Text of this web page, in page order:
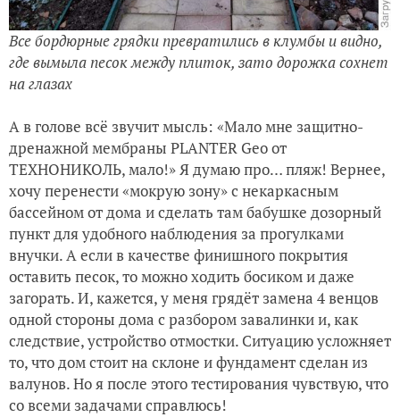
Все бордюрные грядки превратились в клумбы и видно,
где вымыла песок между плиток, зато дорожка сохнет
на глазах
А в голове всё звучит мысль: «Мало мне защитно-
дренажной мембраны PLANTER Geo от
ТЕХНОНИКОЛЬ, мало!» Я думаю про… пляж! Вернее,
хочу перенести «мокрую зону» с некаркасным
бассейном от дома и сделать там бабушке дозорный
пункт для удобного наблюдения за прогулками
внучки. А если в качестве финишного покрытия
оставить песок, то можно ходить босиком и даже
загорать. И, кажется, у меня грядёт замена 4 венцов
одной стороны дома с разбором завалинки и, как
следствие, устройство отмостки. Ситуацию усложняет
то, что дом стоит на склоне и фундамент сделан из
валунов. Но я после этого тестирования чувствую, что
со всеми задачами справлюсь!